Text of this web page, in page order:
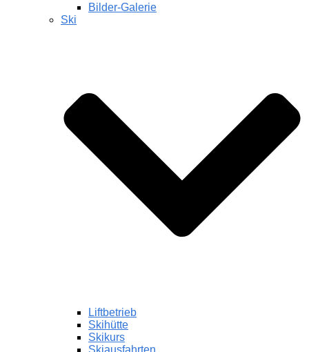
Bilder-Galerie
Ski
Liftbetrieb
Skihütte
Skikurs
Skiausfahrten